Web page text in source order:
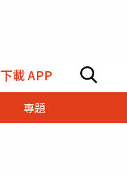
下載 APP
專題